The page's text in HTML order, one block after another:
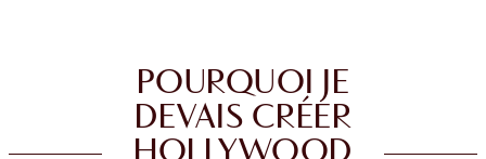
POURQUOI JE
DEVAIS CRÉER